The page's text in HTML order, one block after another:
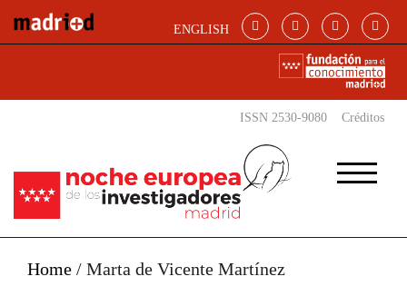
ENGLISH
ISSN 2530-9080 Créditos
Home / Marta de Vicente Martínez